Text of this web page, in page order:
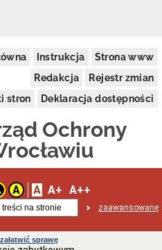
Instrukcja
Strona www
Redakcja
Rejestr zmian
stron
Deklaracja dostępności
Ochrony
A A A+ A++
zaawansowane
sprawę